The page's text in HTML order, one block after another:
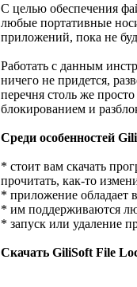
С целью обеспечения
любые портативные
приложений, пока не
Работать с данным
ничего не придется,
перечня столь же
блокированием и
Среди особенностей
* стоит вам скачать
прочитать, как-то
* приложение обладает
* им поддерживаются
* запуск или удаление
Скачать GiliSoft File